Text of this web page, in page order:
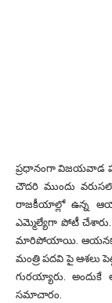
ప్రధానంగా విజయవాడ
చౌదరి ముందు
రాజకీయాల్లో ఉన్న
ఎమ్మెల్యేగా పోటీ
మారిపోయాయి. ఆయనకు
మంత్రి పదవి పై ఆశలు
గురయ్యారు. అందుకే
సమాచారం.